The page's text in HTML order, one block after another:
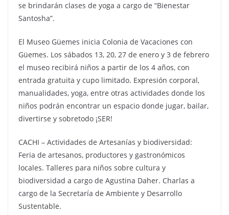
se brindarán clases de yoga a cargo de “Bienestar
Santosha”.
El Museo Güemes inicia Colonia de Vacaciones con
Güemes. Los sábados 13, 20, 27 de enero y 3 de febrero
el museo recibirá niños a partir de los 4 años, con
entrada gratuita y cupo limitado. Expresión corporal,
manualidades, yoga, entre otras actividades donde los
niños podrán encontrar un espacio donde jugar, bailar,
divertirse y sobretodo ¡SER!
CACHI – Actividades de Artesanías y biodiversidad:
Feria de artesanos, productores y gastronómicos
locales. Talleres para niños sobre cultura y
biodiversidad a cargo de Agustina Daher. Charlas a
cargo de la Secretaría de Ambiente y Desarrollo
Sustentable.